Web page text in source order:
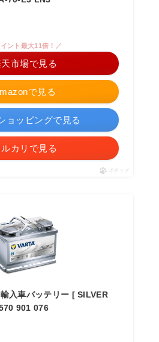
で見る
ント最大11倍！／
市場で見る
ョッピングで見る
ルカリで見る
ポチップ
入車バッテリー [ SILVER
901 076